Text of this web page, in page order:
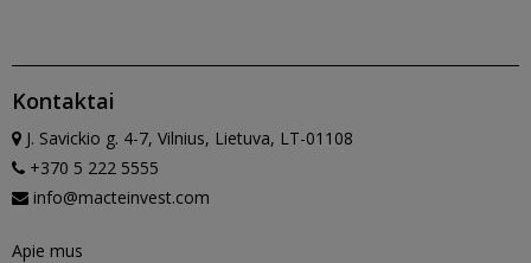
Kontaktai
J. Savickio g. 4-7, Vilnius, Lietuva, LT-01108
+370 5 222 5555
info@macteinvest.com
Apie mus